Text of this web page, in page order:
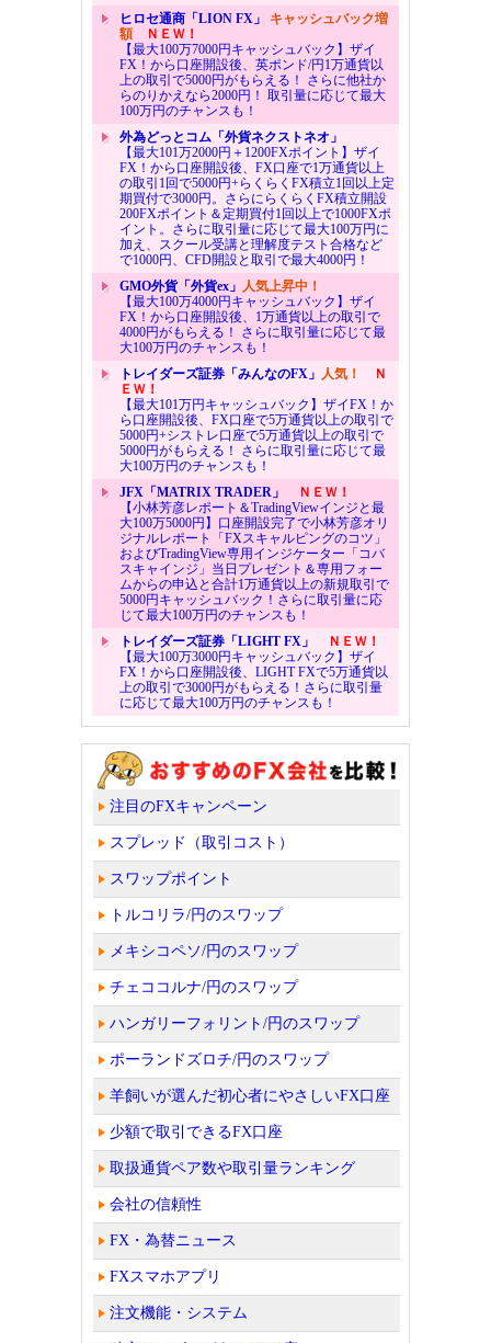
ヒロセ通商「LION FX」 キャッシュバック増
額ＮＥＷ！
【最大100万7000円キャッシュバック】ザイ
FX！から口座開設後、英ポンド/円1万通貨以
上の取引で5000円がもらえる！ さらに他社か
らのりかえなら2000円！ 取引量に応じて最大
100万円のチャンスも！
外為どっとコム「外貨ネクストネオ」
【最大101万2000円＋1200FXポイント】ザイ
FX！から口座開設後、FX口座で1万通貨以上
の取引1回で5000円+らくらくFX積立1回以上定
期買付で3000円。さらにらくらくFX積立開設
200FXポイント＆定期買付1回以上で1000FXポ
イント。さらに取引量に応じて最大100万円に
加え、スクール受講と理解度テスト合格など
で1000円、CFD開設と取引で最大4000円！
GMO外貨「外貨ex」 人気上昇中！
【最大100万4000円キャッシュバック】ザイ
FX！から口座開設後、1万通貨以上の取引で
4000円がもらえる！ さらに取引量に応じて最
大100万円のチャンスも！
トレイダーズ証券「みんなのFX」 人気！
Ｎ
ＥＷ！
【最大101万円キャッシュバック】ザイFX！か
ら口座開設後、FX口座で5万通貨以上の取引で
5000円+シストレ口座で5万通貨以上の取引で
5000円がもらえる！ さらに取引量に応じて最
大100万円のチャンスも！
JFX「MATRIX TRADER」
ＮＥＷ！
【小林芳彦レポート＆TradingViewインジと最
大100万5000円】口座開設完了で小林芳彦オリ
ジナルレポート「FXスキャルピングのコツ」
およびTradingView専用インジケーター「コバ
スキャインジ」当日プレゼント＆専用フォー
ムからの申込と合計1万通貨以上の新規取引で
5000円キャッシュバック！さらに取引量に応
じて最大100万円のチャンスも！
トレイダーズ証券「LIGHT FX」
ＮＥＷ！
【最大100万3000円キャッシュバック】ザイ
FX！から口座開設後、LIGHT FXで5万通貨以
上の取引で3000円がもらえる！さらに取引量
に応じて最大100万円のチャンスも！
注目のFXキャンペーン
スプレッド（取引コスト）
スワップポイント
トルコリラ/円のスワップ
メキシコペソ/円のスワップ
チェココルナ/円のスワップ
ハンガリーフォリント/円のスワップ
ポーランドズロチ/円のスワップ
羊飼いが選んだ初心者にやさしいFX口座
少額で取引できるFX口座
取扱通貨ペア数や取引量ランキング
会社の信頼性
FX・為替ニュース
FXスマホアプリ
注文機能・システム